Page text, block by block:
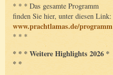
* * * Das gesamte Programm
finden Sie hier, unter diesen Link:
www.prachtlamas.de/programm
* * *
* * * Weitere Highlights 2026 *
* *